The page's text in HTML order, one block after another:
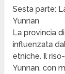
Sesta parte:
Yunnan
La provincia
influenzata
etniche. Il
Yunnan, con